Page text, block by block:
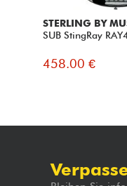
STERLING BY
SUB StingRay
458.00 €